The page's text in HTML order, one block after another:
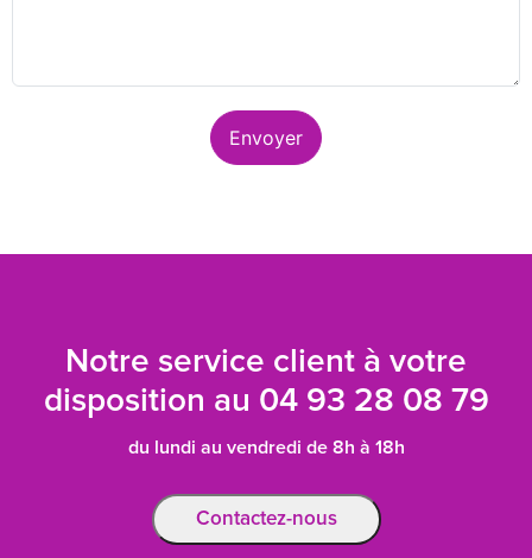
Envoyer
Notre service client à votre
disposition au 04 93 28 08 79
du lundi au vendredi de 8h à 18h
Contactez-nous